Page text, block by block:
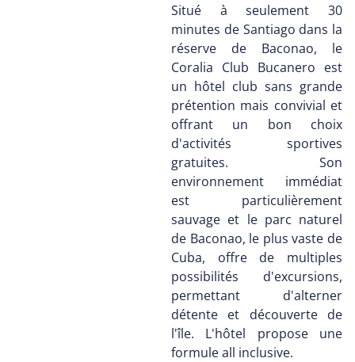
Situé à seulement 30
minutes de Santiago dans la
réserve de Baconao, le
Coralia Club Bucanero est
un hôtel club sans grande
prétention mais convivial et
offrant un bon choix
d'activités sportives
gratuites. Son
environnement immédiat
est particulièrement
sauvage et le parc naturel
de Baconao, le plus vaste de
Cuba, offre de multiples
possibilités d'excursions,
permettant d'alterner
détente et découverte de
l'île. L'hôtel propose une
formule all inclusive.